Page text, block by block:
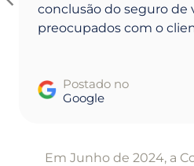
conclusão do seguro de
preocupados com o
Postado no
Google
Em Junho de 2024, a